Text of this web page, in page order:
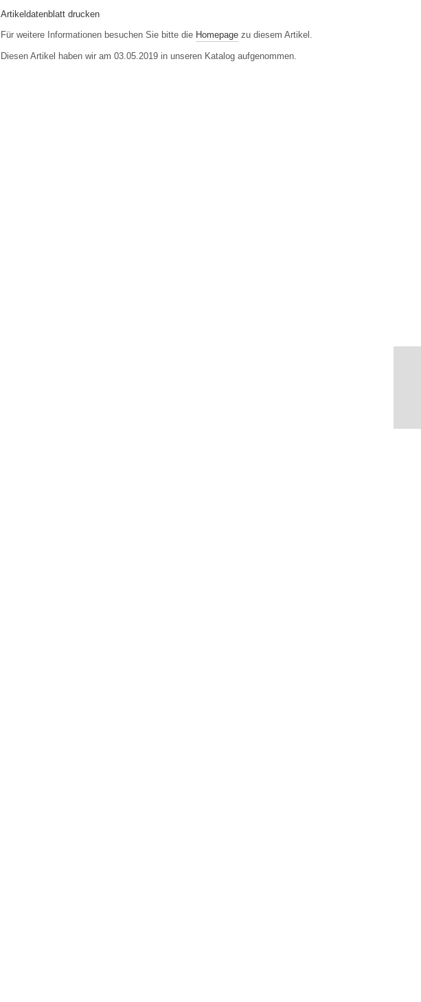
Artikeldatenblatt drucken
Für weitere Informationen besuchen Sie bitte die Homepage zu diesem Artikel.
Diesen Artikel haben wir am 03.05.2019 in unseren Katalog aufgenommen.